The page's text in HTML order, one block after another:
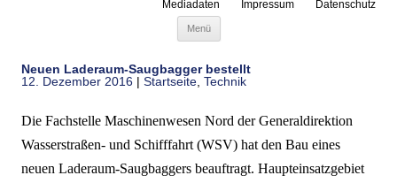
Mediadaten Impressum Datenschutz
Menü
Neuen Laderaum-Saugbagger bestellt
12. Dezember 2016 | Startseite Technik
Die Fachstelle Maschinenwesen Nord der Generaldirektion
Wasserstraßen- und Schifffahrt (WSV) hat den Bau eines
neuen Laderaum-Saugbaggers beauftragt. Haupteinsatzgebiet